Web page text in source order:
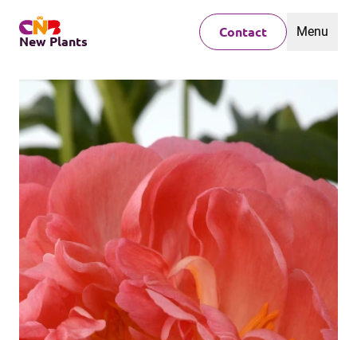
New Plants
Contact Menu